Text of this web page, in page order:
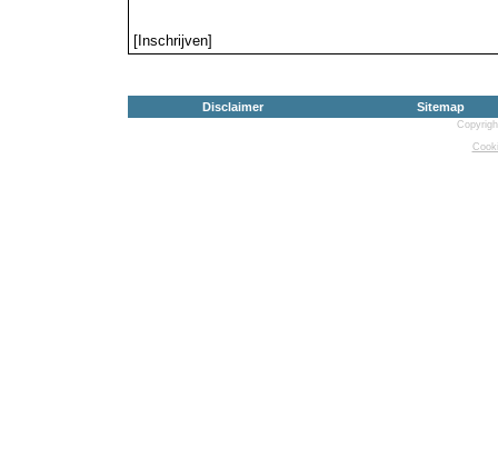
[Inschrijven]
Disclaimer Sitemap